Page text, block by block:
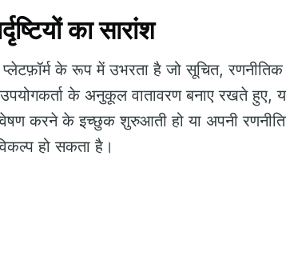
का सारांश
के रूप में उभरता है जो सूचित,
के अनुकूल वातावरण बनाए रखते हुए,
करने के इच्छुक शुरुआती हो या अपनी
हो सकता है।